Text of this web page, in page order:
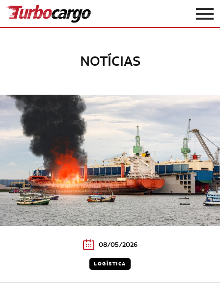
Turbocargo
NOTÍCIAS
08/05/2026
LOGÍSTICA